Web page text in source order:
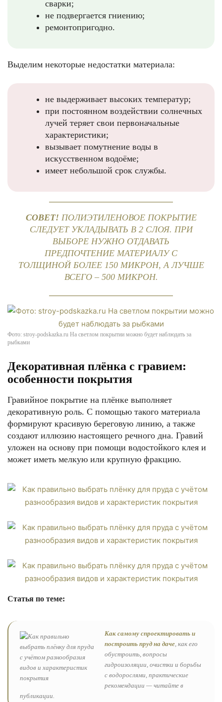
сварки;
не подвергается гниению;
ремонтопригодно.
Выделим некоторые недостатки материала:
не выдерживает высоких температур;
при постоянном воздействии солнечных
лучей теряет свои первоначальные
характеристики;
вызывает помутнение воды в
искусственном водоёме;
имеет небольшой срок службы.
СОВЕТ! ПОЛИЭТИЛЕНОВОЕ ПОКРЫТИЕ
СЛЕДУЕТ УКЛАДЫВАТЬ В 2 СЛОЯ. ПРИ
ВЫБОРЕ НУЖНО ОТДАВАТЬ
ПРЕДПОЧТЕНИЕ МАТЕРИАЛУ С
ТОЛЩИНОЙ БОЛЕЕ 150 МИКРОН, А ЛУЧШЕ
ВСЕГО – 500 МИКРОН.
Фото: stroy-podskazka.ru На светлом покрытии можно будет наблюдать за
рыбками
Декоративная плёнка с гравием:
особенности покрытия
Гравийное покрытие на плёнке выполняет
декоративную роль. С помощью такого материала
формируют красивую береговую линию, а также
создают иллюзию настоящего речного дна. Гравий
уложен на основу при помощи водостойкого клея и
может иметь мелкую или крупную фракцию.
Статья по теме:
Как самому спроектировать и
построить пруд на даче, как его
обустроить, вопросы
гидроизоляции, очистки и борьбы
с водорослями, практические
рекомендации — читайте в
публикации.